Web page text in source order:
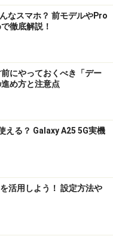
X以降、ホームボ
により6インチ以上
とでハイスペックな
はよくなるものの、
軽快に操作したいユ
ムボタン搭載の二代
ズが小さく、5.4イン
な小型のiPhoneが
ますが、機能としては
なっています。
13シリーズをはじ
なスマホ？ 前モデルやPro
徹底解説！
にやっておくべき「デー
め方と注意点
える？ Galaxy A25 5G実機
活用しよう！ 設定方法や